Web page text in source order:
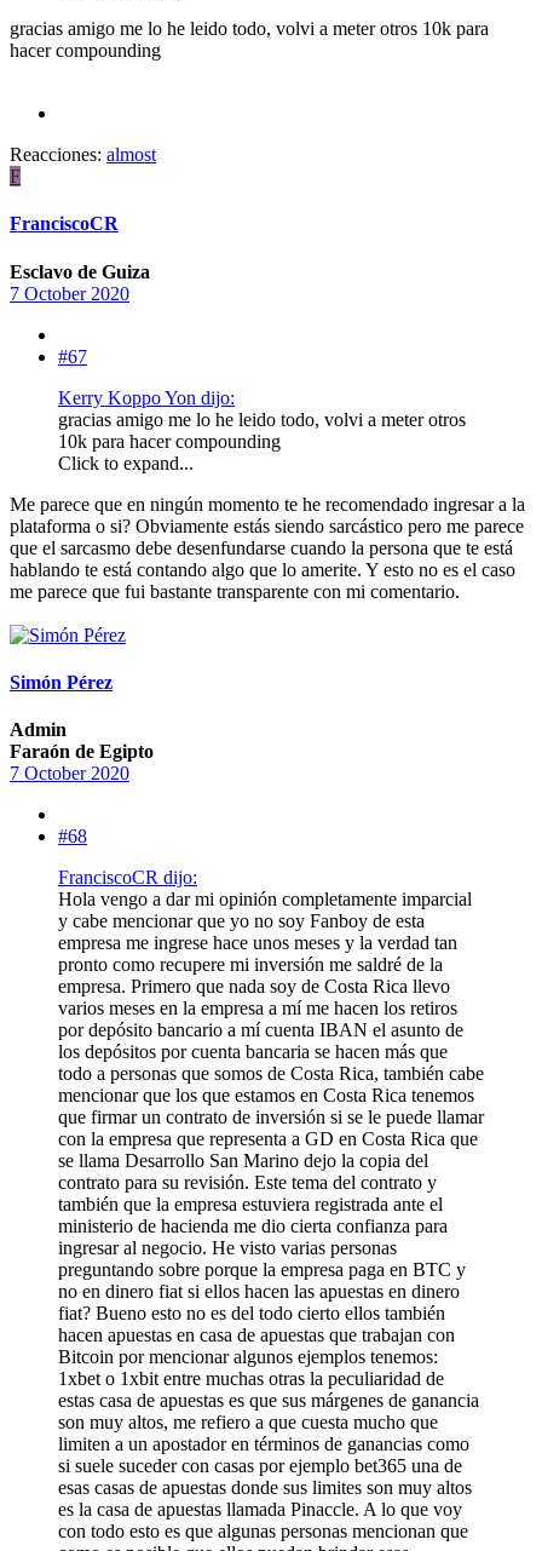
gracias amigo me lo he leido todo, volvi a meter otros 10k para
hacer compounding
Reacciones: almost
F
FranciscoCR
Esclavo de Guiza
7 October 2020
#67
Kerry Koppo Yon dijo:
gracias amigo me lo he leido todo, volvi a meter otros
10k para hacer compounding
Click to expand...
Me parece que en ningún momento te he recomendado ingresar a la
plataforma o si? Obviamente estás siendo sarcástico pero me parece
que el sarcasmo debe desenfundarse cuando la persona que te está
hablando te está contando algo que lo amerite. Y esto no es el caso
me parece que fui bastante transparente con mi comentario.
Simón Pérez
Admin
Faraón de Egipto
7 October 2020
#68
FranciscoCR dijo:
Hola vengo a dar mi opinión completamente imparcial
y cabe mencionar que yo no soy Fanboy de esta
empresa me ingrese hace unos meses y la verdad tan
pronto como recupere mi inversión me saldré de la
empresa. Primero que nada soy de Costa Rica llevo
varios meses en la empresa a mí me hacen los retiros
por depósito bancario a mí cuenta IBAN el asunto de
los depósitos por cuenta bancaria se hacen más que
todo a personas que somos de Costa Rica, también cabe
mencionar que los que estamos en Costa Rica tenemos
que firmar un contrato de inversión si se le puede llamar
con la empresa que representa a GD en Costa Rica que
se llama Desarrollo San Marino dejo la copia del
contrato para su revisión. Este tema del contrato y
también que la empresa estuviera registrada ante el
ministerio de hacienda me dio cierta confianza para
ingresar al negocio. He visto varias personas
preguntando sobre porque la empresa paga en BTC y
no en dinero fiat si ellos hacen las apuestas en dinero
fiat? Bueno esto no es del todo cierto ellos también
hacen apuestas en casa de apuestas que trabajan con
Bitcoin por mencionar algunos ejemplos tenemos:
1xbet o 1xbit entre muchas otras la peculiaridad de
estas casa de apuestas es que sus márgenes de ganancia
son muy altos, me refiero a que cuesta mucho que
limiten a un apostador en términos de ganancias como
si suele suceder con casas por ejemplo bet365 una de
esas casas de apuestas donde sus limites son muy altos
es la casa de apuestas llamada Pinaccle. A lo que voy
con todo esto es que algunas personas mencionan que